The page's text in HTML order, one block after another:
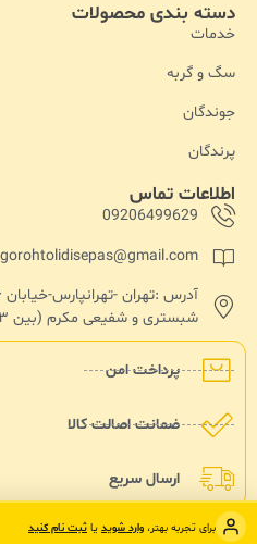
پرداخت امن
ضمانت اصالت کالا
ارسال سریع
اطلاعات تماس
09206499629
gorohtolidisepas@gmail.com
شبستری و شفیعی مکرم (بین ۱۳۳ و۱۳۵)پلاک ۱۸۲
دسته بندی محصولات
خدمات
سگ و گربه
جوندگان
پرندگان
تمامی حقوق مادی و معنوی نزد سپاس پتبرای تجربه بهتر، وارد شوید یا ثبت نام کنید